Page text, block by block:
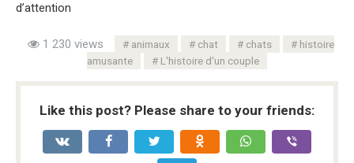
d’attention
1 230 views animaux chat chats
histoire
amusante
L'histoire d'un couple
Like this post? Please share to your friends: